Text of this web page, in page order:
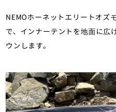
NEMOホーネットエリートオズ
で、インナーテントを地面に広
ウンします。